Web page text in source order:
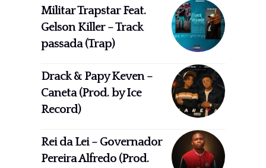
Militar Trapstar Feat.
Gelson Killer – Track
passada (Trap)
Drack & Papy Keven –
Caneta (Prod. by Ice
Record)
Rei da Lei – Governador
Pereira Alfredo (Prod.